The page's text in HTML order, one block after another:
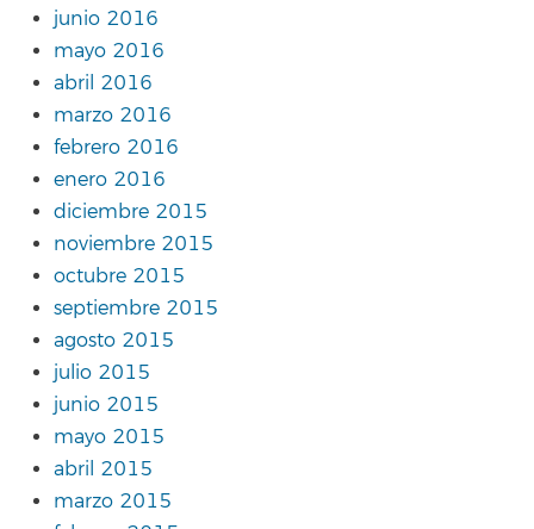
junio 2016
mayo 2016
abril 2016
marzo 2016
febrero 2016
enero 2016
diciembre 2015
noviembre 2015
octubre 2015
septiembre 2015
agosto 2015
julio 2015
junio 2015
mayo 2015
abril 2015
marzo 2015